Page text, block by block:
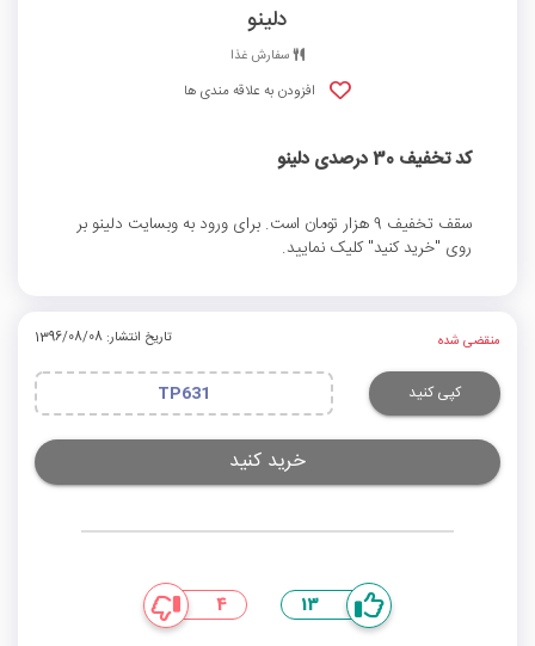
دلینو
سفارش غذا
افزودن به علاقه مندی ها
کد تخفیف 30 درصدی دلینو
سقف تخفیف 9 هزار تومان است. برای ورود به وبسایت دلینو بر
روی "خرید کنید" کلیک نمایید.
منقضی شده تاریخ انتشار: 1396/08/08
کپی کنید TP631
خرید کنید
13
4